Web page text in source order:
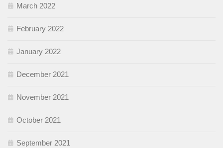
March 2022
February 2022
January 2022
December 2021
November 2021
October 2021
September 2021